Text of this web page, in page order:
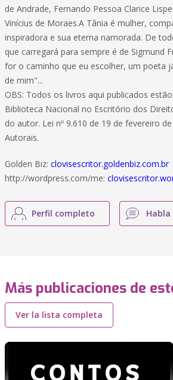
de Andrade, Fernando Pessoa Clarice
Vinícius de Moraes.A Tânia é mulher,
inspiradora e sua eterna namorada. De
que carregará para sempre é de Sigmund
for o caminho que eu escolher, um poeta
de mim"...
OBS: Todos os livros aqui publicados
Biblioteca Nacional no Escritório dos
do autor. Lei nº 9.610 de 19 de fevereiro
Autorais.
Golden Biz: clovisescritor.goldenbiz.com.br
http://wordpress.com/me:
Perfil completo
Más publicaciones de
Ver la lista completa